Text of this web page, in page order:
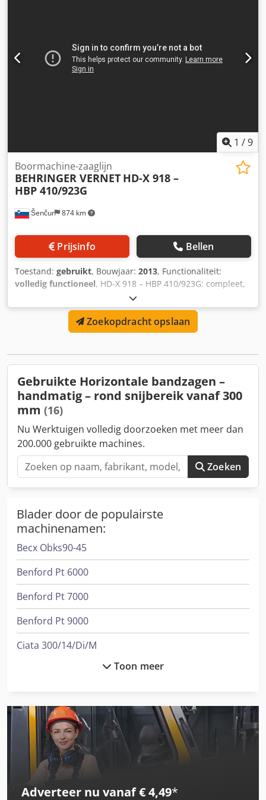
met snelspanhendel Daling door eigen gewicht met
regelbare demper 2 snelheden Koelmiddelinstallatie
OPTIES: Rollenbanen en zaagbanden op aanvraag
1 /9
Šenčur 874 km
Boormachine-zaaglijn
BEHRINGER VERNET HD-X 918 –
HBP 410/923G
Prijsinfo Bellen
Toestand: gebruikt, Bouwjaar: 2013, Functionaliteit:
volledig functioneel, HD-X 918 – HBP 410/923G: compleet,
ultramodern, CNC-gestuurd systeem voor efficiënte en
snelle bewerking door middel van boren en zagen van
vrijwel alle typen constructieprofielen en platstaal.
Crodpfew Hf T Nox Ag Aef
Zoekopdracht opslaan
Gebruikte Horizontale bandzagen –
handmatig – rond snijbereik vanaf 300
mm (16)
Nu Werktuigen volledig doorzoeken met meer dan
200.000 gebruikte machines.
Zoeken
Blader door de populairste
machinenamen:
Becx Obks90-45
Benford Pt 6000
Benford Pt 7000
Benford Pt 9000
Ciata 300/14/Di/M
Job-Mann 200-35
Knegt Kmvhd 140 Verstek
Knegt Wb 120
Linde
Toon meer
Adverteer nu vanaf € 4,49*